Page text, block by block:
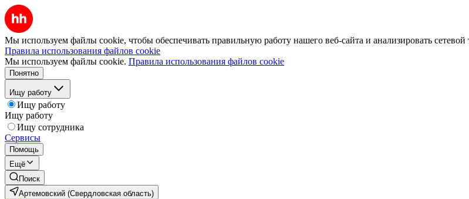
Мы используем файлы cookie, чтобы обеспечивать правильную работу нашего веб-сайта и анализировать сетевой
Правила использования файлов cookie
Мы используем файлы cookie. Правила использования файлов cookie
Понятно
Ищу работу
Ищу работу
Ищу работу
Ищу сотрудника
Сервисы
Помощь
Ещё
Поиск
Артемовский (Свердловская область)